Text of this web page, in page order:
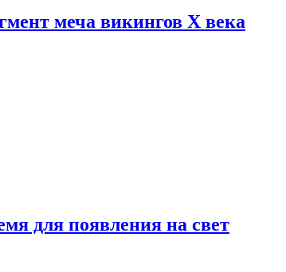
меча викингов X века
для появления на свет